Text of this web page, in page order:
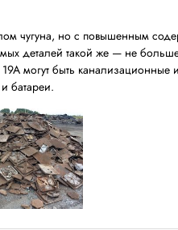
чугуна, но с повышенным
деталей такой же — не
19А могут быть
батареи.